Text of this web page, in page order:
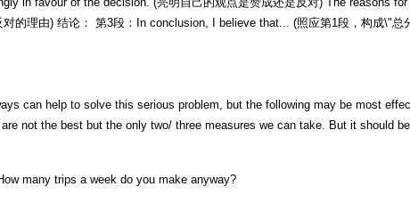
的理由) 结论： 第3段：In conclusion, I believe that... (照应第1段，构成\"总
can help to solve this serious problem, but the following may be most
not the best but the only two/ three measures we can take. But it should
many trips a week do you make anyway?